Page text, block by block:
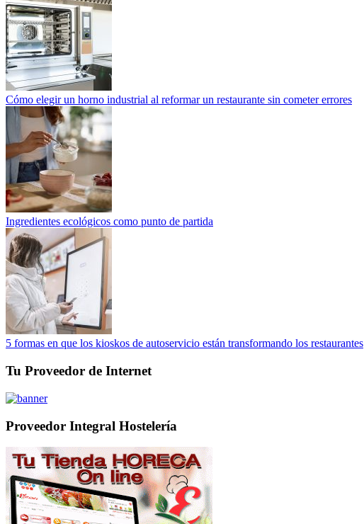
Cómo elegir un horno industrial al reformar un restaurante sin cometer errores
Ingredientes ecológicos como punto de partida
5 formas en que los kioskos de autoservicio están transformando los restaurantes
Tu Proveedor de Internet
Proveedor Integral Hostelería